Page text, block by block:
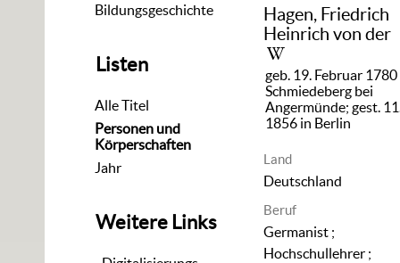
Bildungsgeschichte
Listen
Alle Titel
Personen und
Körperschaften
Jahr
Weitere Links
Hagen, Friedrich
Heinrich von der
geb. 19. Februar 1780
Schmiedeberg bei
Angermünde; gest.
1856 in Berlin
Land
Deutschland
Beruf
Germanist ;
Hochschullehrer ;